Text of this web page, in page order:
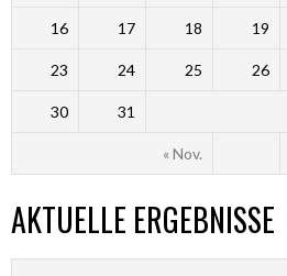
« Nov.
16 17 18 19
23 24 25 26
30 31
AKTUELLE ERGEBNISSE